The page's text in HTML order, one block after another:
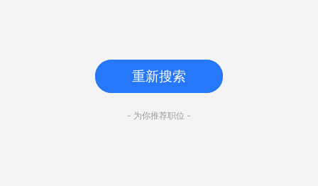
重新搜索
- 为你推荐职位 -